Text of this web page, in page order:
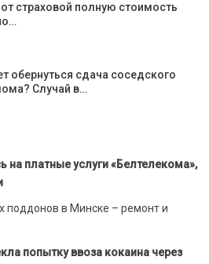
страховой полную стоимость
обернуться сдача соседского
Случай в…
на платные услуги «Белтелекома»,
поддонов в Минске – ремонт и
попытку ввоза кокаина через